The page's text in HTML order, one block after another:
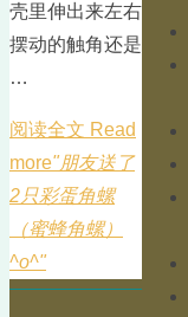
壳里伸出来左右
摆动的触角还是
…
阅读全文 Read
more"朋友送了
2只彩蛋角螺
（蜜蜂角螺）
^o^"